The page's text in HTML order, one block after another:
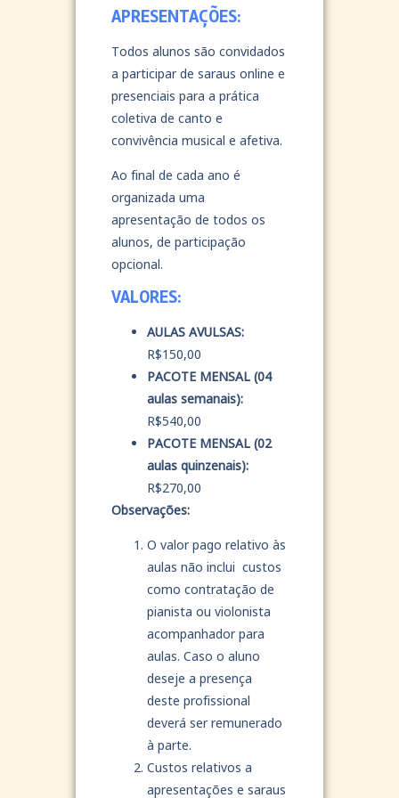
APRESENTAÇÕES:
Todos alunos são convidados
a participar de saraus online e
presenciais para a prática
coletiva de canto e
convivência musical e afetiva.
Ao final de cada ano é
organizada uma
apresentação de todos os
alunos, de participação
opcional.
VALORES:
AULAS AVULSAS:
R$150,00
PACOTE MENSAL (04
aulas semanais):
R$540,00
PACOTE MENSAL (02
aulas quinzenais):
R$270,00
Observações:
O valor pago relativo às
aulas não inclui custos
como contratação de
pianista ou violonista
acompanhador para
aulas. Caso o aluno
deseje a presença
deste profissional
deverá ser remunerado
à parte.
Custos relativos a
apresentações e saraus